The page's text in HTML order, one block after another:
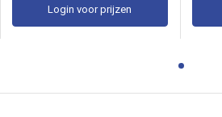
Login voor prijzen